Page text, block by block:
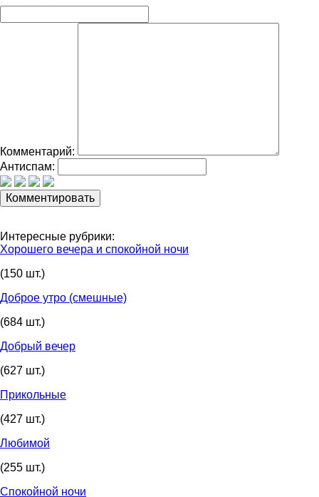
Комментарий:
Антиспам:
Интересные рубрики:
Хорошего вечера и спокойной ночи
(150 шт.)
Доброе утро (смешные)
(684 шт.)
Добрый вечер
(627 шт.)
Прикольные
(427 шт.)
Любимой
(255 шт.)
Спокойной ночи